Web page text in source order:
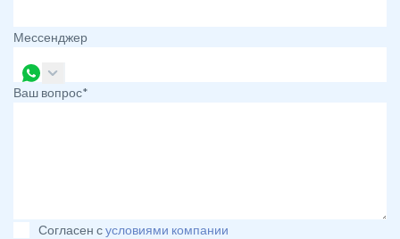
Мессенджер
Ваш вопрос*
Согласен сусловиями компании